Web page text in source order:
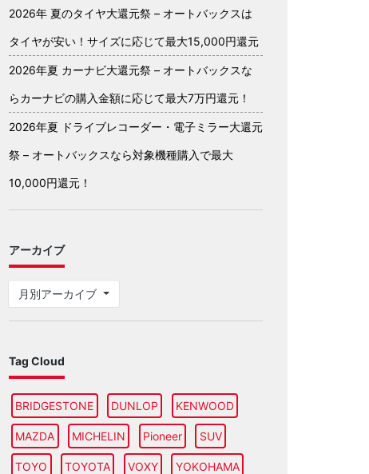
2026年 夏のタイヤ大還元祭 – オートバックスは
タイヤが安い！サイズに応じて最大15,000円還元
2026年夏 カーナビ大還元祭 – オートバックスな
らカーナビの購入金額に応じて最大7万円還元！
2026年夏 ドライブレコーダー・電子ミラー大還元
祭 – オートバックスなら対象機種購入で最大
10,000円還元！
アーカイブ
月別アーカイブ
Tag Cloud
BRIDGESTONE DUNLOP KENWOOD
MAZDA MICHELIN Pioneer SUV
TOYO TOYOTA VOXY YOKOHAMA